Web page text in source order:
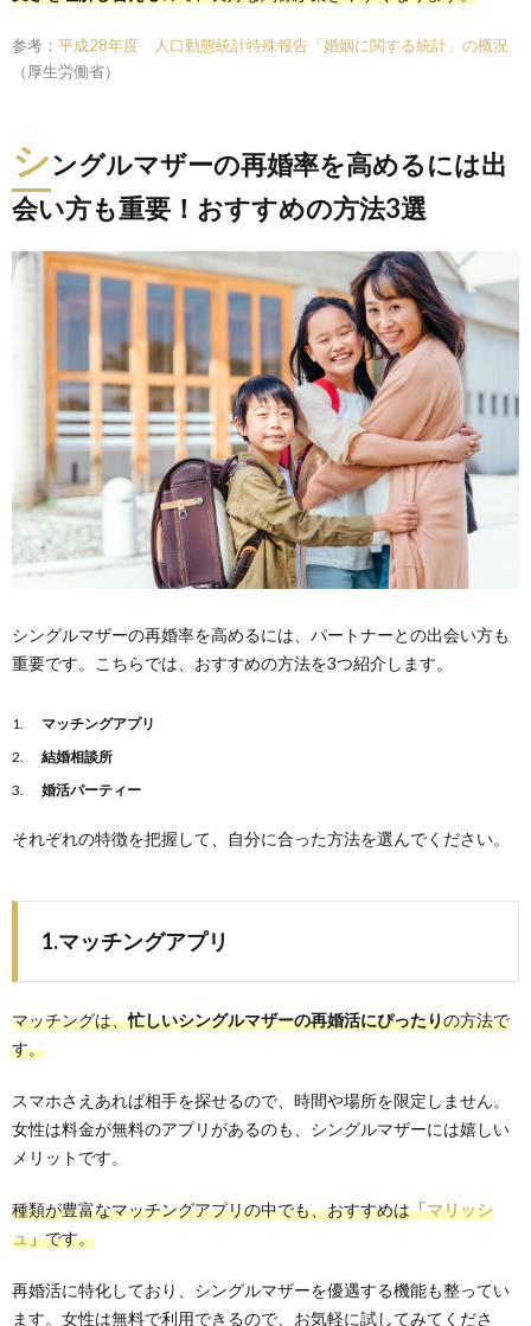
参考： 平成28年度 人口動態統計特殊報告「婚姻に関する統計」の概況
（厚生労働省）
シングルマザーの再婚率を高めるには出
会い方も重要！おすすめの方法3選
シングルマザーの再婚率を高めるには、パートナーとの出会い方も
重要です。こちらでは、おすすめの方法を3つ紹介します。
マッチングアプリ
結婚相談所
婚活パーティー
それぞれの特徴を把握して、自分に合った方法を選んでください。
1.マッチングアプリ
マッチングは、忙しいシングルマザーの再婚活にぴったりの方法で
す。
スマホさえあれば相手を探せるので、時間や場所を限定しません。
女性は料金が無料のアプリがあるのも、シングルマザーには嬉しい
メリットです。
種類が豊富なマッチングアプリの中でも、おすすめは「マリッシ
ュ」です。
再婚活に特化しており、シングルマザーを優遇する機能も整ってい
ます。女性は無料で利用できるので、お気軽に試してみてくださ